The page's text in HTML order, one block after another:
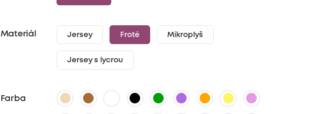
Materiál Jersey Froté Mikroplyš
Jersey s lycrou
Farba